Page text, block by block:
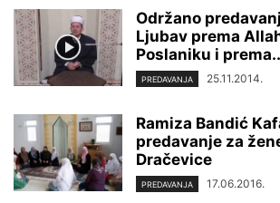
Održano
Ljubav prema
Poslaniku i
PREDAVANJA 25.11.2014.
Ramiza Bandić
predavanje za
Dračevice
PREDAVANJA 17.06.2016.